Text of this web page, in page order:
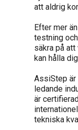
att aldrig
Efter mer
testning
säkra på
kan hålla
AssiStep är
ledande
är
tekniska